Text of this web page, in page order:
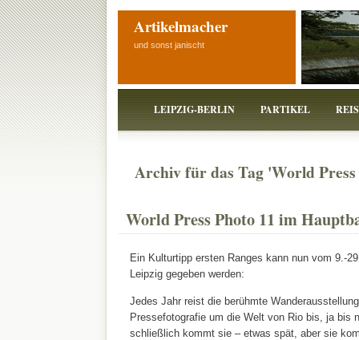
Artikelmacher
und sonst janischt
LEIPZIG-BERLIN PARTIKEL
Archiv für das Tag 'World
World Press Photo 11 im
Ein Kulturtipp ersten Ranges kann nun vom 9.-
Leipzig gegeben werden:
Jedes Jahr reist die berühmte
Pressefotografie um die Welt von Rio bis, ja bis
schließlich kommt sie – etwas spät, aber sie